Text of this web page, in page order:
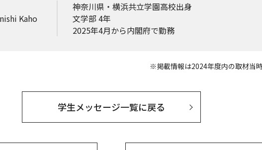
Kaho
神奈川県・横浜共立学園高校出身
文学部 4年
2025年4月から内閣府で勤務
※掲載情報は2024年度内の取材当時
学生メッセージ一覧に戻る